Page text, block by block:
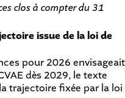
clos à compter du 31
issue de la loi de
pour 2026 envisageait
dès 2029, le texte
trajectoire fixée par la loi